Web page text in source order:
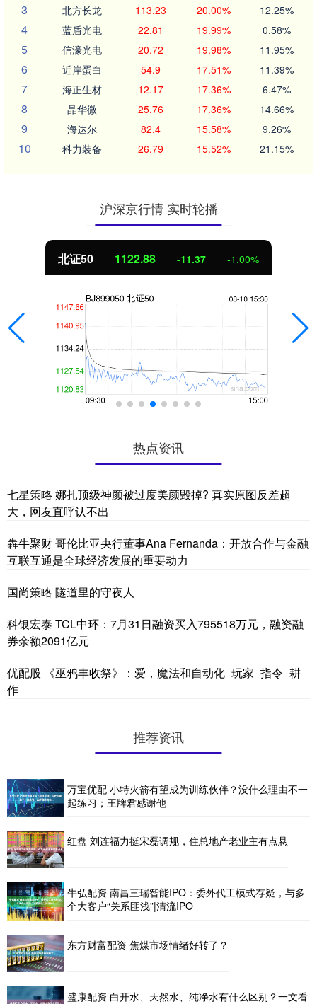
3 北方长龙 113.23 20.00% 12.25%
4 蓝盾光电 22.81 19.99% 0.58%
5 信濠光电 20.72 19.98% 11.95%
6 近岸蛋白 54.9 17.51% 11.39%
7 海正生材 12.17 17.36% 6.47%
8 晶华微 25.76 17.36% 14.66%
9 海达尔 82.4 15.58% 9.26%
10 科力装备 26.79 15.52% 21.15%
沪深京行情 实时轮播
北证50 1122.88 -11.37 -1.00%
热点资讯
七星策略 娜扎顶级神颜被过度美颜毁掉? 真实原图反差超
大，网友直呼认不出
犇牛聚财 哥伦比亚央行董事Ana Fernanda：开放合作与金融
互联互通是全球经济发展的重要动力
国尚策略 隧道里的守夜人
科银宏泰 TCL中环：7月31日融资买入795518万元，融资融
券余额2091亿元
优配股 《巫鸦丰收祭》：爱，魔法和自动化_玩家_指令_耕
作
推荐资讯
万宝优配 小特火箭有望成为训练伙伴？没什么理由不一
起练习；王牌君感谢他
红盘 刘连福力挺宋磊调规，住总地产老业主有点悬
牛弘配资 南昌三瑞智能IPO：委外代工模式存疑，与多
个大客户“关系匪浅”|清流IPO
东方财富配资 焦煤市场情绪好转了？
盛康配资 白开水、天然水、纯净水有什么区别？一文看